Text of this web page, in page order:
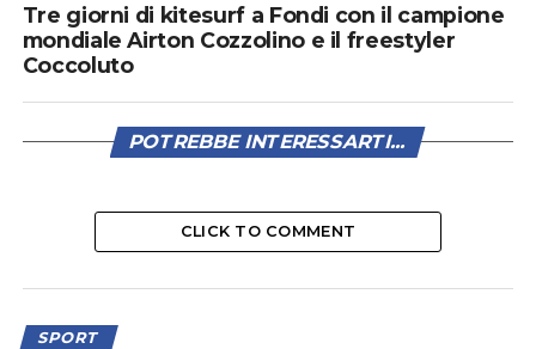
Tre giorni di kitesurf a Fondi con il campione
mondiale Airton Cozzolino e il freestyler
Coccoluto
POTREBBE INTERESSARTI...
CLICK TO COMMENT
SPORT